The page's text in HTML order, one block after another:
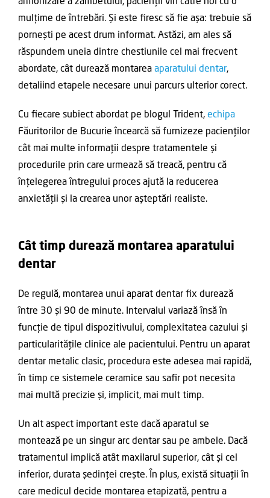
armonizare a zâmbetului, pacienții vin către noi cu o
mulțime de întrebări. Și este firesc să fie așa: trebuie să
pornești pe acest drum informat. Astăzi, am ales să
răspundem uneia dintre chestiunile cel mai frecvent
abordate, cât durează montarea aparatului dentar,
detaliind etapele necesare unui parcurs ulterior corect.
Cu fiecare subiect abordat pe blogul Trident, echipa
Făuritorilor de Bucurie încearcă să furnizeze pacienților
cât mai multe informații despre tratamentele și
procedurile prin care urmează să treacă, pentru că
înțelegerea întregului proces ajută la reducerea
anxietății și la crearea unor așteptări realiste.
Cât timp durează montarea aparatului
dentar
De regulă, montarea unui aparat dentar fix durează
între 30 și 90 de minute. Intervalul variază însă în
funcție de tipul dispozitivului, complexitatea cazului și
particularitățile clinice ale pacientului. Pentru un aparat
dentar metalic clasic, procedura este adesea mai rapidă,
în timp ce sistemele ceramice sau safir pot necesita
mai multă precizie și, implicit, mai mult timp.
Un alt aspect important este dacă aparatul se
montează pe un singur arc dentar sau pe ambele. Dacă
tratamentul implică atât maxilarul superior, cât și cel
inferior, durata ședinței crește. În plus, există situații în
care medicul decide montarea etapizată, pentru a